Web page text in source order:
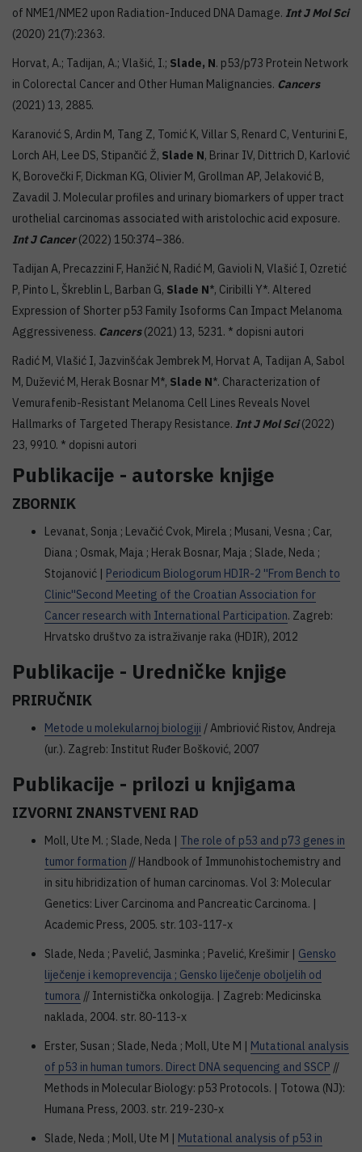
of NME1/NME2 upon Radiation-Induced DNA Damage. Int J Mol Sci
(2020) 21(7):2363.
Horvat, A.; Tadijan, A.; Vlašić, I.; Slade, N. p53/p73 Protein Network
in Colorectal Cancer and Other Human Malignancies. Cancers
(2021) 13, 2885.
Karanović S, Ardin M, Tang Z, Tomić K, Villar S, Renard C, Venturini E,
Lorch AH, Lee DS, Stipančić Ž, Slade N, Brinar IV, Dittrich D, Karlović
K, Borovečki F, Dickman KG, Olivier M, Grollman AP, Jelaković B,
Zavadil J. Molecular profiles and urinary biomarkers of upper tract
urothelial carcinomas associated with aristolochic acid exposure.
Int J Cancer(2022) 150:374–386.
Tadijan A, Precazzini F, Hanžić N, Radić M, Gavioli N, Vlašić I, Ozretić
P, Pinto L, Škreblin L, Barban G, Slade N*, Ciribilli Y*. Altered
Expression of Shorter p53 Family Isoforms Can Impact Melanoma
Aggressiveness. Cancers (2021) 13, 5231. * dopisni autori
Radić M, Vlašić I, Jazvinšćak Jembrek M, Horvat A, Tadijan A, Sabol
M, Dužević M, Herak Bosnar M*, Slade N*. Characterization of
Vemurafenib-Resistant Melanoma Cell Lines Reveals Novel
Hallmarks of Targeted Therapy Resistance. Int J Mol Sci(2022)
23, 9910. * dopisni autori
Publikacije - autorske knjige
ZBORNIK
Levanat, Sonja ; Levačić Cvok, Mirela ; Musani, Vesna ; Car,
Diana ; Osmak, Maja ; Herak Bosnar, Maja ; Slade, Neda ;
Stojanović | Periodicum Biologorum HDIR-2 ''From Bench to
Clinic''Second Meeting of the Croatian Association for
Cancer research with International Participation. Zagreb:
Hrvatsko društvo za istraživanje raka (HDIR), 2012
Publikacije - Uredničke knjige
PRIRUČNIK
Metode u molekularnoj biologiji / Ambriović Ristov, Andreja
(ur.). Zagreb: Institut Ruđer Bošković, 2007
Publikacije - prilozi u knjigama
IZVORNI ZNANSTVENI RAD
Moll, Ute M. ; Slade, Neda | The role of p53 and p73 genes in
tumor formation // Handbook of Immunohistochemistry and
in situ hibridization of human carcinomas. Vol 3: Molecular
Genetics: Liver Carcinoma and Pancreatic Carcinoma. |
Academic Press, 2005. str. 103-117-x
Slade, Neda ; Pavelić, Jasminka ; Pavelić, Krešimir | Gensko
liječenje i kemoprevencija ; Gensko liječenje oboljelih od
tumora // Internistička onkologija. | Zagreb: Medicinska
naklada, 2004. str. 80-113-x
Erster, Susan ; Slade, Neda ; Moll, Ute M | Mutational analysis
of p53 in human tumors. Direct DNA sequencing and SSCP //
Methods in Molecular Biology: p53 Protocols. | Totowa (NJ):
Humana Press, 2003. str. 219-230-x
Slade, Neda ; Moll, Ute M | Mutational analysis of p53 in